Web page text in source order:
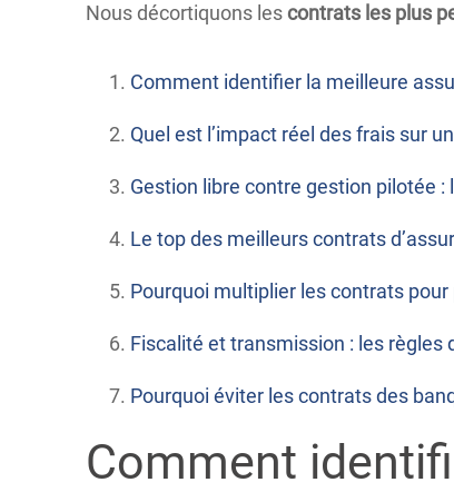
Nous décortiquons lescontrats les plus
Comment identifier la meilleure
Quel est l’impact réel des frais sur
Gestion libre contre gestion pilotée
Le top des meilleurs contrats
Pourquoi multiplier les contrats
Fiscalité et transmission : les règles
Pourquoi éviter les contrats des
Comment